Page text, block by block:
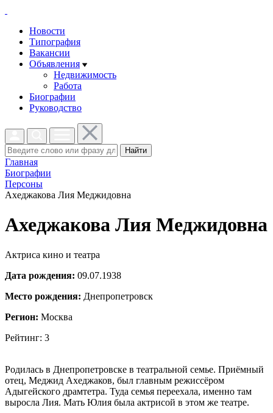
Новости
Типография
Вакансии
Объявления
Недвижимость
Работа
Биографии
Руководство
Найти
Главная
Биографии
Персоны
Ахеджакова Лия Меджидовна
Ахеджакова Лия Меджидовна
Актриса кино и театра
Дата рождения: 09.07.1938
Место рождения: Днепропетровск
Регион: Москва
Рейтинг: 3
Родилась в Днепропетровске в театральной семье. Приёмный
отец, Меджид Ахеджаков, был главным режиссёром
Адыгейского драмтетра. Туда семья переехала, именно там
выросла Лия. Мать Юлия была актрисой в этом же театре.